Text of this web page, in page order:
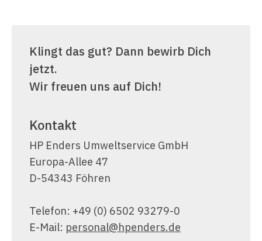
Klingt das gut? Dann bewirb Dich
jetzt.
Wir freuen uns auf Dich!
Kontakt
HP Enders Umweltservice GmbH
Europa-Allee 47
D-54343 Föhren
Telefon: +49 (0) 6502 93279-0
E-Mail: personal@hpenders.de